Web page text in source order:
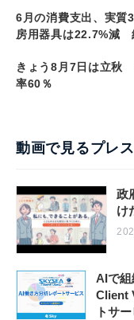
6月の消費支出、実
房用器具は22.7%減
きょう8月7日は立秋
率60％
動画で見るプレ
政
け
AIで組
Client
トサ